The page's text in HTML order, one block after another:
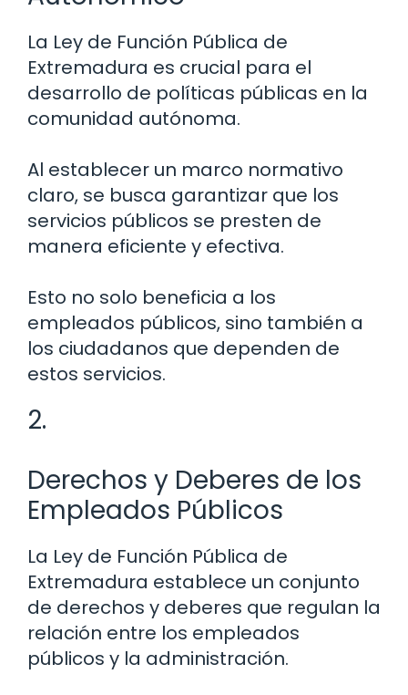
La Ley de Función Pública de
Extremadura es crucial para el
desarrollo de políticas públicas en la
comunidad autónoma.
Al establecer un marco normativo
claro, se busca garantizar que los
servicios públicos se presten de
manera eficiente y efectiva.
Esto no solo beneficia a los
empleados públicos, sino también a
los ciudadanos que dependen de
estos servicios.
2.
Derechos y Deberes de los
Empleados Públicos
La Ley de Función Pública de
Extremadura establece un conjunto
de derechos y deberes que regulan la
relación entre los empleados
públicos y la administración.